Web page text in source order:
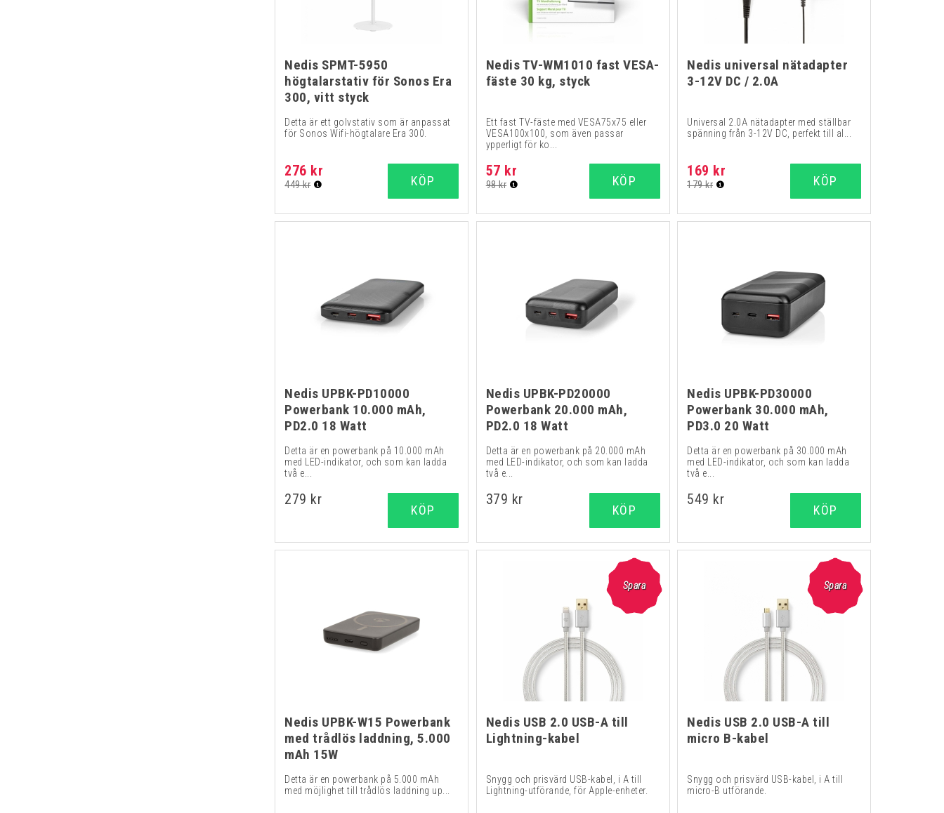
Nedis SPMT-5950
högtalarstativ för Sonos Era
300, vitt styck
Detta är ett golvstativ som är anpassat
för Sonos Wifi-högtalare Era 300.
276 kr
449 kr KÖP
Nedis TV-WM1010 fast VESA-
fäste 30 kg, styck
Ett fast TV-fäste med VESA75x75 eller
VESA100x100, som även passar
ypperligt för ko...
57 kr
98 kr KÖP
Nedis universal nätadapter
3-12V DC / 2.0A
Universal 2.0A nätadapter med ställbar
spänning från 3-12V DC, perfekt till al...
169 kr
179 kr KÖP
Nedis UPBK-PD10000
Powerbank 10.000 mAh,
PD2.0 18 Watt
Detta är en powerbank på 10.000 mAh
med LED-indikator, och som kan ladda
två e...
279 kr
KÖP
Nedis UPBK-PD20000
Powerbank 20.000 mAh,
PD2.0 18 Watt
Detta är en powerbank på 20.000 mAh
med LED-indikator, och som kan ladda
två e...
379 kr
KÖP
Nedis UPBK-PD30000
Powerbank 30.000 mAh,
PD3.0 20 Watt
Detta är en powerbank på 30.000 mAh
med LED-indikator, och som kan ladda
två e...
549 kr
KÖP
Nedis UPBK-W15 Powerbank
med trådlös laddning, 5.000
mAh 15W
Detta är en powerbank på 5.000 mAh
med möjlighet till trådlös laddning up...
Spara
Nedis USB 2.0 USB-A till
Lightning-kabel
Snygg och prisvärd USB-kabel, i A till
Lightning-utförande, för Apple-enheter.
Spara
Nedis USB 2.0 USB-A till
micro B-kabel
Snygg och prisvärd USB-kabel, i A till
micro-B utförande.